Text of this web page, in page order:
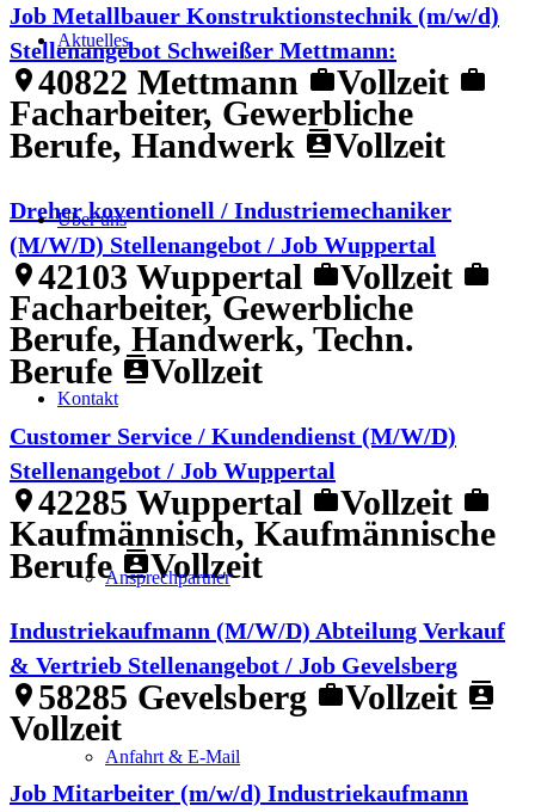
Aktuelles
Über uns
Kontakt
Ansprechpartner
Anfahrt & E-Mail
Job Metallbauer Konstruktionstechnik (m/w/d)
Stellenangebot Schweißer Mettmann:
location_on 40822 Mettmann workVollzeit work
Facharbeiter, Gewerbliche
Berufe, Handwerk contactsVollzeit
Dreher koventionell / Industriemechaniker
(M/W/D) Stellenangebot / Job Wuppertal
location_on 42103 Wuppertal workVollzeit work
Facharbeiter, Gewerbliche
Berufe, Handwerk, Techn.
Berufe contactsVollzeit
Customer Service / Kundendienst (M/W/D)
Stellenangebot / Job Wuppertal
location_on 42285 Wuppertal workVollzeit work
Kaufmännisch, Kaufmännische
Berufe contactsVollzeit
Industriekaufmann (M/W/D) Abteilung Verkauf
& Vertrieb Stellenangebot / Job Gevelsberg
location_on 58285 Gevelsberg workVollzeit contacts
Vollzeit
Job Mitarbeiter (m/w/d) Industriekaufmann